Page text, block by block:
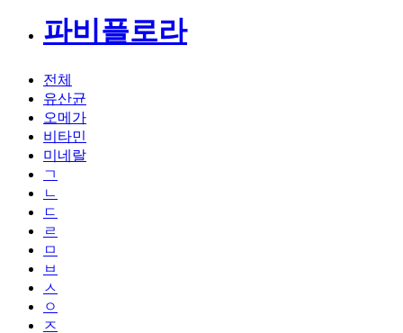
파비플로라
전체
유산균
오메가
비타민
미네랄
ㄱ
ㄴ
ㄷ
ㄹ
ㅁ
ㅂ
ㅅ
ㅇ
ㅈ